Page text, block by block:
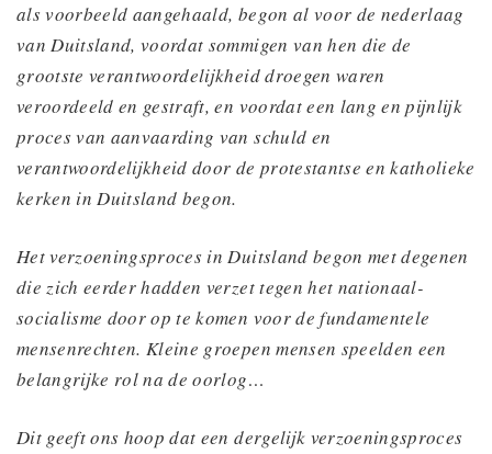
als voorbeeld aangehaald, begon al voor de nederlaag
van Duitsland, voordat sommigen van hen die de
grootste verantwoordelijkheid droegen waren
veroordeeld en gestraft, en voordat een lang en pijnlijk
proces van aanvaarding van schuld en
verantwoordelijkheid door de protestantse en katholieke
kerken in Duitsland begon.
Het verzoeningsproces in Duitsland begon met degenen
die zich eerder hadden verzet tegen het nationaal-
socialisme door op te komen voor de fundamentele
mensenrechten. Kleine groepen mensen speelden een
belangrijke rol na de oorlog…
Dit geeft ons hoop dat een dergelijk verzoeningsproces